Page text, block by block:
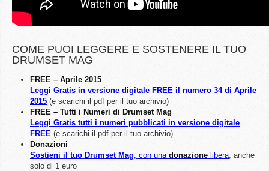
COME PUOI LEGGERE E SOSTENERE IL TUO
DRUMSET MAG
FREE – Aprile 2015
Leggi Gratis in versione digitale FREE il numero 34 di Aprile
2015 (e scarichi il pdf per il tuo archivio)
FREE – Tutti i Numeri di Drumset Mag
Leggi Gratis tutti i numeri pubblicati in versione digitale
FREE (e scarichi il pdf per il tuo archivio)
Donazioni
Sostieni il tuo Drumset Mag, con una donazione libera, anche
solo di 1 euro